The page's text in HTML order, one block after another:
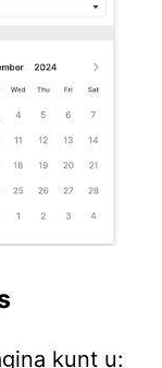
kunt u: